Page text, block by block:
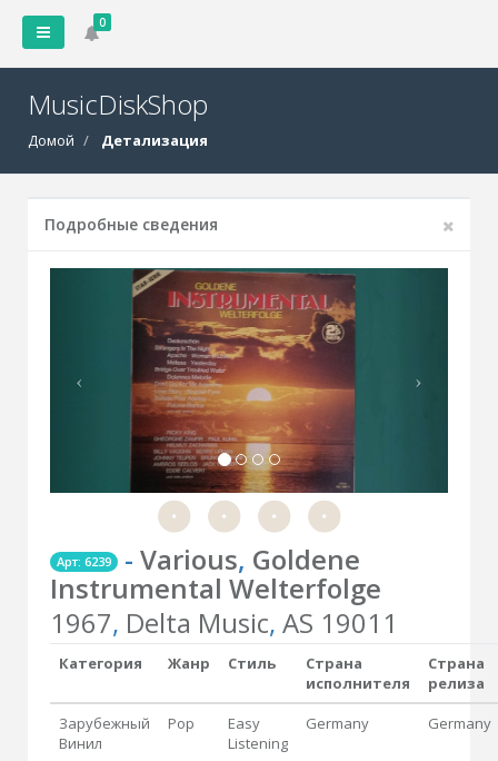
0
MusicDiskShop
Домой Детализация
Подробные сведения
Арт: 6239 - Various, Goldene
Instrumental Welterfolge
1967, Delta Music, AS 19011
Категория Жанр Стиль
Страна
исполнителя
Страна
релиза
Зарубежный
Винил
Pop
Easy
Listening
Germany Germany